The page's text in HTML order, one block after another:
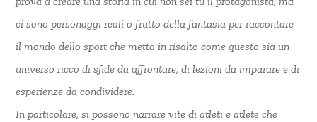
ci sono personaggi reali o frutto della fantasia per raccontare
il mondo dello sport che metta in risalto come questo sia un
universo ricco di sfide da affrontare, di lezioni da imparare e di
esperienze da condividere.
In particolare, si possono narrare vite di atleti e atlete che